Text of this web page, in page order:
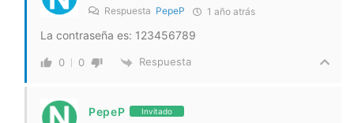
Respuesta PepeP 1 año atrás
La contraseña es: 123456789
0 0 Respuesta
PepeP Invitado